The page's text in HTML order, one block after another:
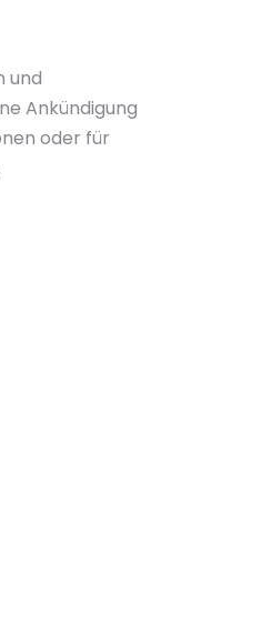
und
Ankündigung
oder für